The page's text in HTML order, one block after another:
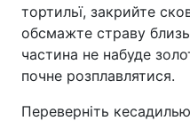
тортильї, закрийте
обсмажте страву
частина не набуде
почне розплавлятися.
Переверніть